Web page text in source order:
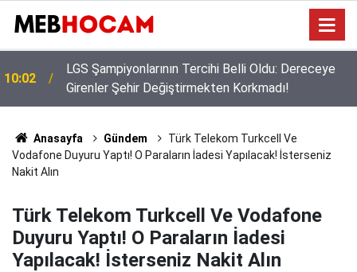
09:02
Bakan Yusuf Tekin Başkanlığında Şırnak’ta 81 İl
Müdürüyle Eğitim Zirvesi
Anasayfa Gündem
Türk Telekom Turkcell Ve
Vodafone Duyuru Yaptı! O Paraların İadesi Yapılacak! İsterseniz
Nakit Alın
Türk Telekom Turkcell Ve Vodafone
Duyuru Yaptı! O Paraların İadesi
Yapılacak! İsterseniz Nakit Alın